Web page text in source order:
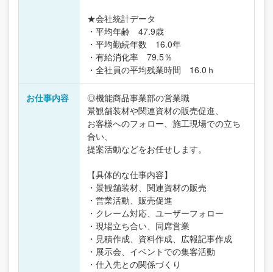
★会社統計データ
・平均年齢 47.9歳
・平均勤続年数 16.0年
・有給消化率 79.5％
・全社員の平均残業時間 16.0ｈ
お仕事内容
◎機能商品事業部の営業職
景観舗装材や関連資材の販売促進、
お客様へのフォロー、施工現場での立ち
合い、
提案活動などをお任せします。
【具体的な仕事内容】
・景観舗装材、関連資材の販売
・営業活動、販売促進
・クレーム対応、ユーザーフォロー
・現場立ち合い、同席営業
・見積作成、資料作成、広報記事作成
・展示会、イベントでの集客活動
・仕入先との関係づくり